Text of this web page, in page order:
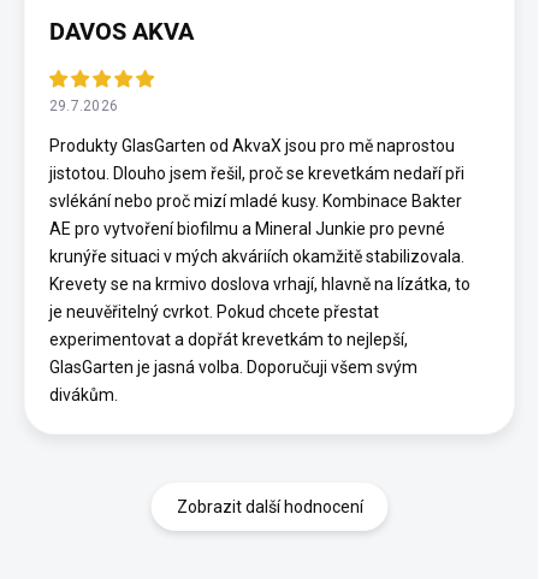
DAVOS AKVA
29.7.2026
Produkty GlasGarten od AkvaX jsou pro mě naprostou
jistotou. Dlouho jsem řešil, proč se krevetkám nedaří při
svlékání nebo proč mizí mladé kusy. Kombinace Bakter
AE pro vytvoření biofilmu a Mineral Junkie pro pevné
krunýře situaci v mých akváriích okamžitě stabilizovala.
Krevety se na krmivo doslova vrhají, hlavně na lízátka, to
je neuvěřitelný cvrkot. Pokud chcete přestat
experimentovat a dopřát krevetkám to nejlepší,
GlasGarten je jasná volba. Doporučuji všem svým
divákům.
Zobrazit další hodnocení